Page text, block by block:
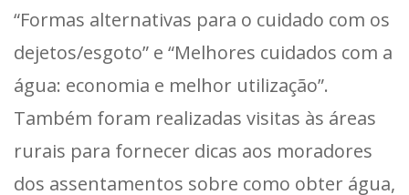
“Formas alternativas para o cuidado com os
dejetos/esgoto” e “Melhores cuidados com a
água: economia e melhor utilização”.
Também foram realizadas visitas às áreas
rurais para fornecer dicas aos moradores
dos assentamentos sobre como obter água,